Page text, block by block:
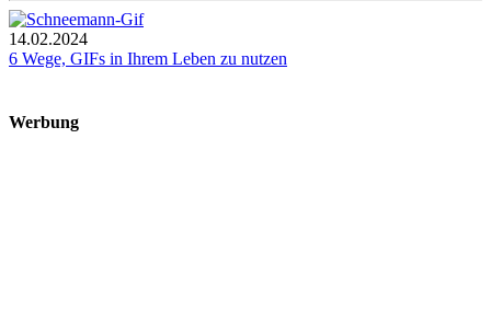
14.02.2024
6 Wege, GIFs in Ihrem Leben zu nutzen
Werbung